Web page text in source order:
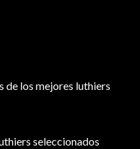
de los mejores luthiers
seleccionados